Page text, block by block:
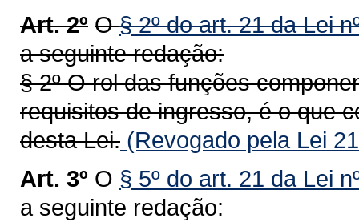
Art. 2º O§ 2º do art. 21 da Lei
a seguinte redação:
§ 2º O rol das funções
requisitos de ingresso, é o que
desta Lei. (Revogado pela Lei
Art. 3º O § 5º do art. 21 da Lei
a seguinte redação: